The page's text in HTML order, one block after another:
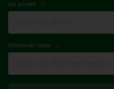
Vaš priimek
Elektronski naslov